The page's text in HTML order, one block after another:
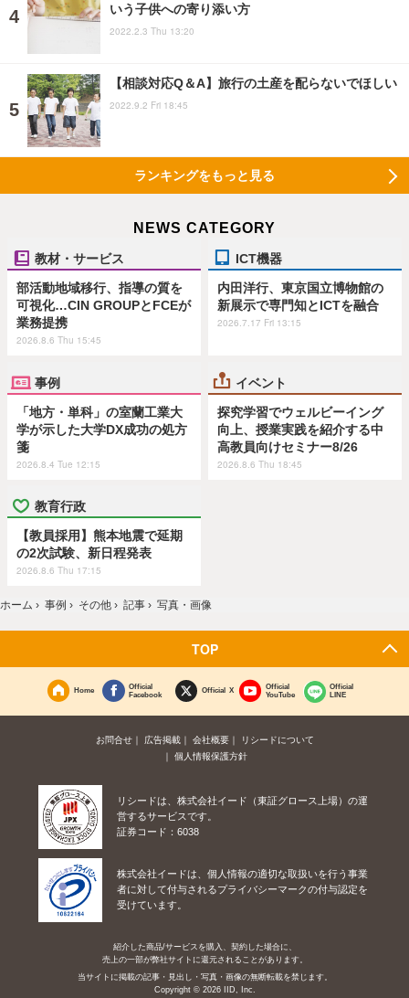
いう子供への寄り添い方
2022.2.3 Thu 13:20
【相談対応Q＆A】旅行の土産を配らないでほしい
2022.9.2 Fri 18:45
ランキングをもっと見る
NEWS CATEGORY
教材・サービス
部活動地域移行、指導の質を
可視化…CIN GROUPとFCEが
業務提携
2026.8.6 Thu 15:45
ICT機器
内田洋行、東京国立博物館の
新展示で専門知とICTを融合
2026.7.17 Fri 13:15
事例
「地方・単科」の室蘭工業大
学が示した大学DX成功の処方
箋
2026.8.4 Tue 12:15
イベント
探究学習でウェルビーイング
向上、授業実践を紹介する中
高教員向けセミナー8/26
2026.8.6 Thu 18:45
教育行政
【教員採用】熊本地震で延期
の2次試験、新日程発表
2026.8.6 Thu 17:15
ホーム › 事例 › その他 › 記事 › 写真・画像
TOP
Home
Official
Facebook
Official X
Official
YouTube
Official
LINE
お問合せ 広告掲載 会社概要
リシードについて
個人情報保護方針
リシードは、株式会社イード（東証グロース上場）の運
営するサービスです。
証券コード：6038
株式会社イードは、個人情報の適切な取扱いを行う事業
者に対して付与されるプライバシーマークの付与認定を
受けています。
紹介した商品/サービスを購入、契約した場合に、
売上の一部が弊社サイトに還元されることがあります。
当サイトに掲載の記事・見出し・写真・画像の無断転載を禁じます。
Copyright © 2026 IID, Inc.